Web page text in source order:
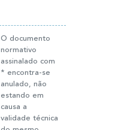
O documento
normativo
assinalado com
* encontra-se
anulado, não
estando em
causa a
validade técnica